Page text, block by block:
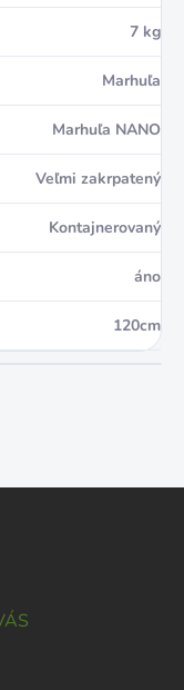
7 kg
Marhuľa
Marhuľa NANO
Veľmi zakrpatený
Kontajnerovaný
áno
120cm